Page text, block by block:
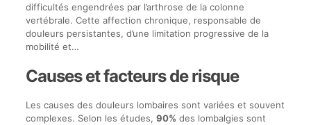
difficultés engendrées par l’arthrose de la colonne
vertébrale. Cette affection chronique, responsable de
douleurs persistantes, d’une limitation progressive de la
mobilité et…
Causes et facteurs de risque
Les causes des douleurs lombaires sont variées et souvent
complexes. Selon les études, 90% des lombalgies sont